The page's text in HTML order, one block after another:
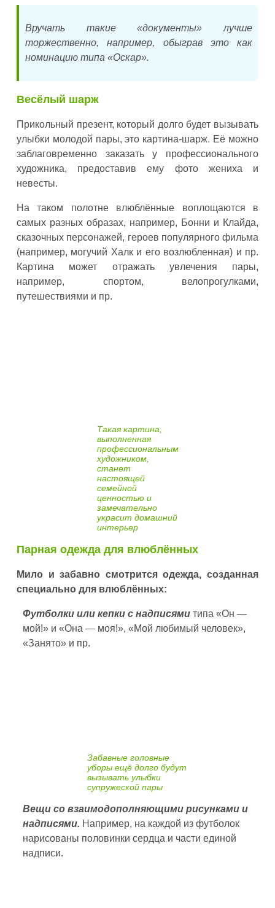
Вручать такие «документы» лучше
торжественно, например, обыграв это как
номинацию типа «Оскар».
Весёлый шарж
Прикольный презент, который долго будет вызывать
улыбки молодой пары, это картина-шарж. Её можно
заблаговременно заказать у профессионального
художника, предоставив ему фото жениха и
невесты.
На таком полотне влюблённые воплощаются в
самых разных образах, например, Бонни и Клайда,
сказочных персонажей, героев популярного фильма
(например, могучий Халк и его возлюбленная) и пр.
Картина может отражать увлечения пары,
например, спортом, велопрогулками,
путешествиями и пр.
Такая картина,
выполненная
профессиональным
художником,
станет
настоящей
семейной
ценностью и
замечательно
украсит домашний
интерьер
Парная одежда для влюблённых
Мило и забавно смотрится одежда, созданная
специально для влюблённых:
Футболки или кепки с надписями типа «Он —
мой!» и «Она — моя!», «Мой любимый человек»,
«Занято» и пр.
Забавные головные
уборы ещё долго будут
вызывать улыбки
супружеской пары
Вещи со взаимодополняющими рисунками и
надписями. Например, на каждой из футболок
нарисованы половинки сердца и части единой
надписи.